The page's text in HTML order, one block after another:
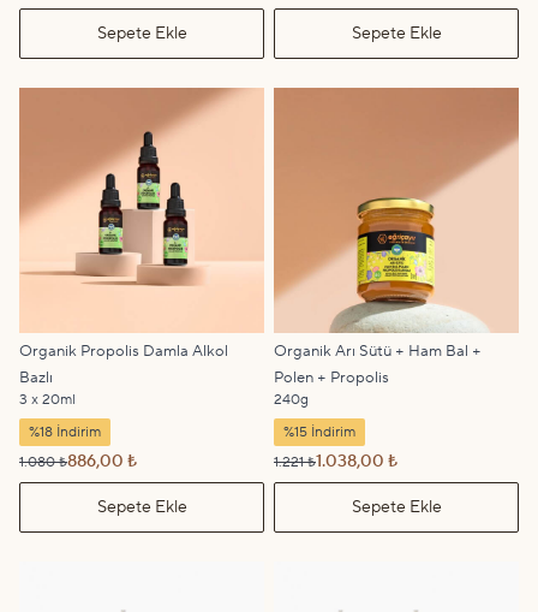
Sepete Ekle Sepete Ekle
Organik Propolis Damla Alkol
Bazlı
3 x 20ml
%18 İndirim
1.080 ₺886,00 ₺
Sepete Ekle
Organik Arı Sütü + Ham Bal +
Polen + Propolis
240g
%15 İndirim
1.221 ₺1.038,00 ₺
Sepete Ekle